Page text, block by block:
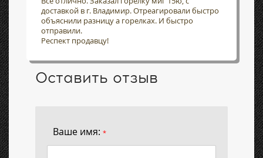
доставкой в г. Владимир. Отреагировали быстро
объяснили разницу а горелках. И быстро
отправили.
Респект продавцу!
Оставить отзыв
Ваше имя: *